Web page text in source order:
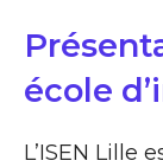
école
L’ISEN Lille